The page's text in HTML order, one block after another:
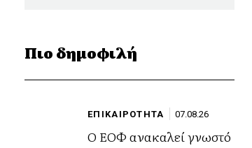
Πιο δημοφιλή
ΕΠΙΚΑΙΡΟΤΗΤΑ 07.08.26
Ο ΕΟΦ ανακαλεί γνωστό